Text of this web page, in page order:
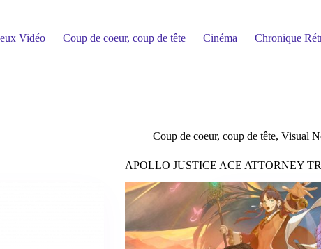
Vidéo Coup de coeur, coup de tête Cinéma Chronique
Coup de coeur, coup de tête,Visual
APOLLO JUSTICE ACE ATTORNEY